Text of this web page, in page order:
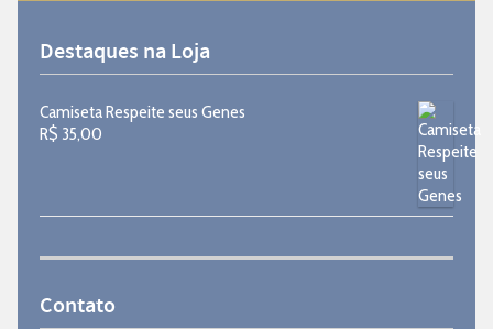
Destaques na Loja
Camiseta Respeite seus Genes
R$ 35,00
Contato